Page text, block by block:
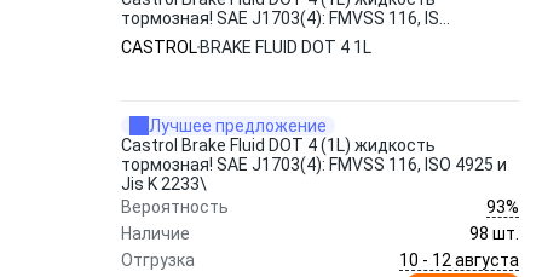
тормозная! SAE J1703(4): FMVSS 116, ISO
4925 и Jis K 2233\
CASTROL BRAKE FLUID DOT 4 1L
Лучшее предложение
Castrol Brake Fluid DOT 4 (1L) жидкость
тормозная! SAE J1703(4): FMVSS 116, ISO 4925 и
Jis K 2233\
Вероятность
93%
Наличие
98 шт.
Отгрузка
10 - 12 августа